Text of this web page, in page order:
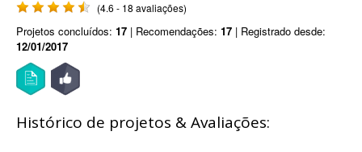
(4.6 - 18 avaliações)
Projetos concluídos: 17 | Recomendações: 17 | Registrado desde:
12/01/2017
Histórico de projetos & Avaliações: